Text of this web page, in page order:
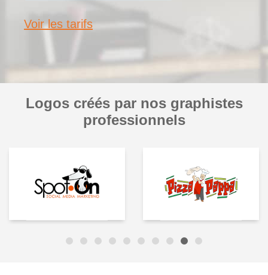
Voir les tarifs
Logos créés par nos graphistes
professionnels